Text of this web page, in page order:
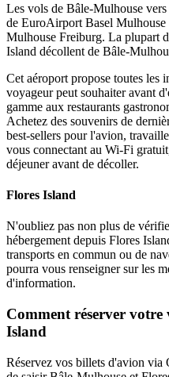
Les vols de Bâle-Mulhouse
de EuroAirport Basel
Mulhouse Freiburg. La plupart
Island décollent de Bâle-
Cet aéroport propose toutes les
voyageur peut souhaiter avant
gamme aux restaurants
Achetez des souvenirs de
best-sellers pour l'avion,
vous connectant au Wi-Fi
déjeuner avant de décoller.
Flores Island
N'oubliez pas non plus de
hébergement depuis Flores
transports en commun ou de
pourra vous renseigner sur les
d'information.
Comment réserver
Island
Réservez vos billets d'avion via